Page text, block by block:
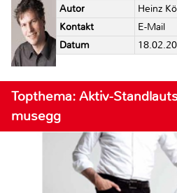
Autor
Heinz
Kontakt
E-Mail
Datum
Topthema: Aktiv-
musegg